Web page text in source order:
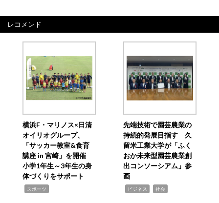
レコメンド
横浜F・マリノス×日清
オイリオグループ、
「サッカー教室&食育
講座 in 宮崎」を開催
小学1年生～3年生の身
体づくりをサポート
スポーツ
先端技術で園芸農業の
持続的発展目指す 久
留米工業大学が「ふく
おか未来型園芸農業創
出コンソーシアム」参
画
ビジネス 社会